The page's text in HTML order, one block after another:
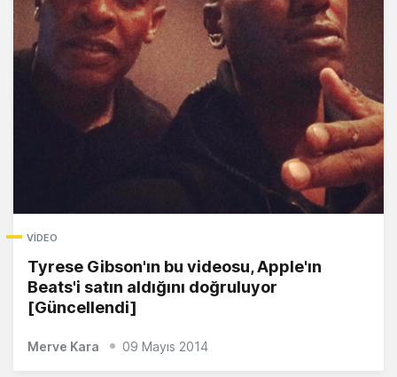
VIDEO
Tyrese Gibson'ın bu videosu, Apple'ın
Beats'i satın aldığını doğruluyor
[Güncellendi]
Merve Kara 09 Mayıs 2014